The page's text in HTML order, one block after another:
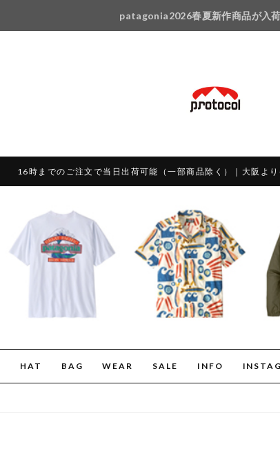
patagonia2026春夏新作商品が入荷
16時までのご注文で当日出荷可能（一部商品除く）｜大阪よ
HAT BAG WEAR SALE INFO